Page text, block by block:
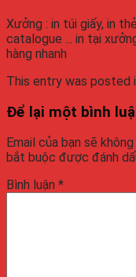
Xưởng : in túi giấy, in
catalogue ... in tại
hàng nhanh
This entry was posted
Để lại một bình
Email của bạn sẽ
bắt buộc được đánh
Bình luận *